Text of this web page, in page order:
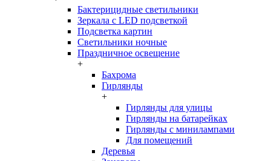
Бактерицидные светильники
Зеркала с LED подсветкой
Подсветка картин
Светильники ночные
Праздничное освещение
+
Бахрома
Гирлянды
+
Гирлянды для улицы
Гирлянды на батарейках
Гирлянды с минилампами
Для помещений
Деревья